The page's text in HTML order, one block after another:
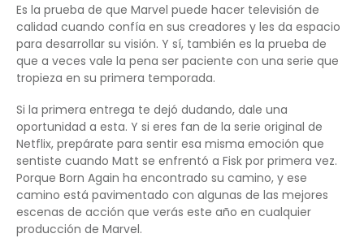
Es la prueba de que Marvel puede hacer televisión de
calidad cuando confía en sus creadores y les da espacio
para desarrollar su visión. Y sí, también es la prueba de
que a veces vale la pena ser paciente con una serie que
tropieza en su primera temporada.
Si la primera entrega te dejó dudando, dale una
oportunidad a esta. Y si eres fan de la serie original de
Netflix, prepárate para sentir esa misma emoción que
sentiste cuando Matt se enfrentó a Fisk por primera vez.
Porque Born Again ha encontrado su camino, y ese
camino está pavimentado con algunas de las mejores
escenas de acción que verás este año en cualquier
producción de Marvel.